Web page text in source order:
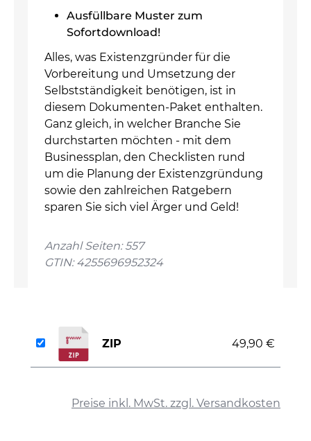
Ausfüllbare Muster zum
Sofortdownload!
Alles, was Existenzgründer für die
Vorbereitung und Umsetzung der
Selbstständigkeit benötigen, ist in
diesem Dokumenten-Paket enthalten.
Ganz gleich, in welcher Branche Sie
durchstarten möchten - mit dem
Businessplan, den Checklisten rund
um die Planung der Existenzgründung
sowie den zahlreichen Ratgebern
sparen Sie sich viel Ärger und Geld!
Anzahl Seiten: 557
GTIN: 4255696952324
Preise inkl. MwSt. zzgl. Versandkosten
ZIP 49,90 €